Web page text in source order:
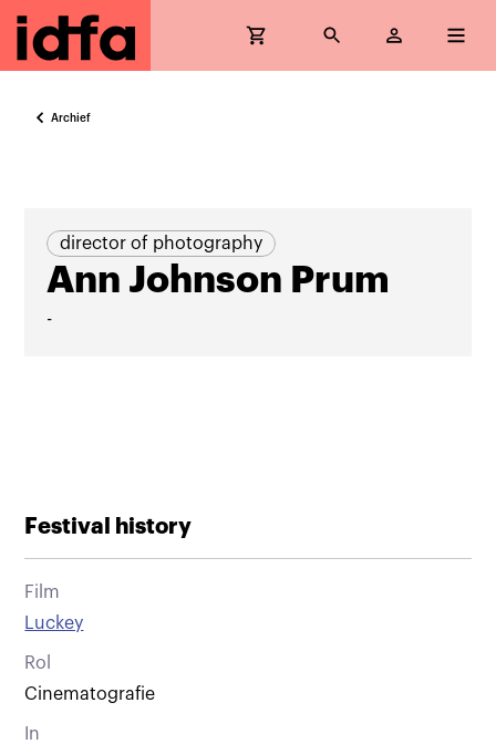
Archief
director of photography
Ann Johnson Prum
-
Festival history
Film
Luckey
Rol
Cinematografie
In